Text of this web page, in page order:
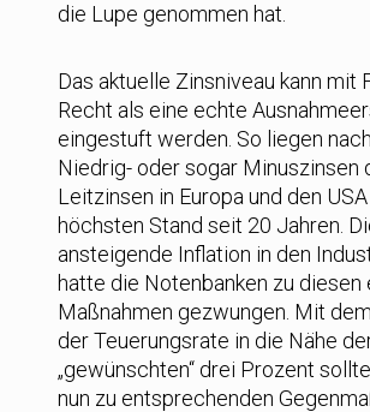
die Lupe genommen hat.
Das aktuelle Zinsniveau kann mit
Recht als eine echte
eingestuft werden. So liegen
Niedrig- oder sogar Minuszinsen
Leitzinsen in Europa und den
höchsten Stand seit 20 Jahren.
ansteigende Inflation in den
hatte die Notenbanken zu diesen
Maßnahmen gezwungen. Mit
der Teuerungsrate in die Nähe
„gewünschten“ drei Prozent
nun zu entsprechenden